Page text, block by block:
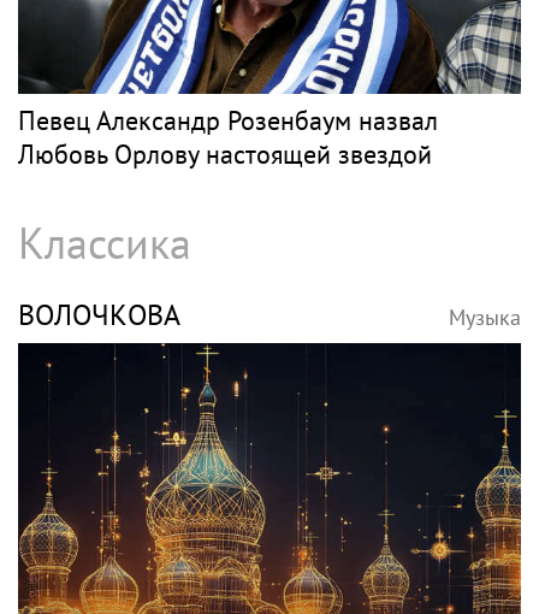
Певец Александр Розенбаум назвал
Любовь Орлову настоящей звездой
Классика
ВОЛОЧКОВА Музыка